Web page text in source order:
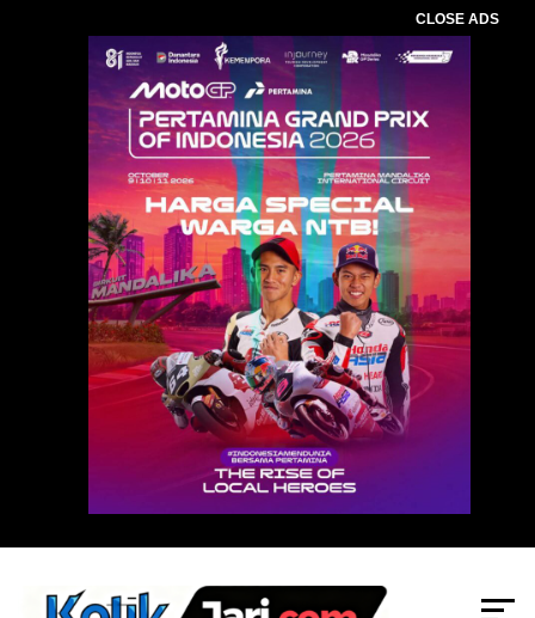
CLOSE ADS
Baca Juga : DPRD Lombok Tengah Gelar
Sidang Paripurna